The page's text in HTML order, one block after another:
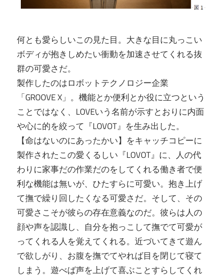
何とも愛らしいこの見た目。大きな目に丸っこい
ボディが抱きしめたい衝動を加速させてくれる抜
群の可愛さだ。
製作したのはロボットテクノロジー企業
「GROOVE X」。機能とか便利とか役に立つという
ことではなく、LOVEいう名前が示すとおりに内面
や心に的を絞って『LOVOT』を生み出した。
【命はないのにあったかい】をキャッチコピーに
製作されたこの愛くるしい『LOVOT』に、人の代
わりに家事だの作業だのをしてくれる働き者で便
利な機能は無いが、ひたすらに可愛い。抱き上げ
て撫で繰り回したくなる可愛さだ。そして、その
可愛さこそが彼らの存在意義なのだ。彼らは人の
顔や声を認識し、自分を抱っこして撫でて可愛が
ってくれる人を覚えてくれる。近づいてきて遊ん
で欲しがり、お腹を撫でてやれば目を閉じて寝て
しまう。遊べば声を上げて喜ぶことすらしてくれ